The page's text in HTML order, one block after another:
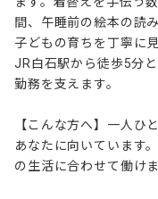
間、午睡前の絵本の読
子どもの育ちを丁寧に
JR白石駅から徒歩5分
勤務を支えます。
【こんな方へ】一人ひ
あなたに向いています
の生活に合わせて働けま